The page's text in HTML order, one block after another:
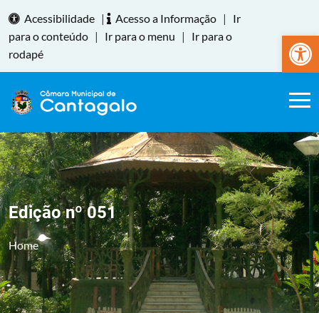
Abrir
Acessibilidade | Acesso a Informação |
Ir
para o conteúdo | Ir para o menu |
Ir para o
rodapé
Edição nº 051
Home